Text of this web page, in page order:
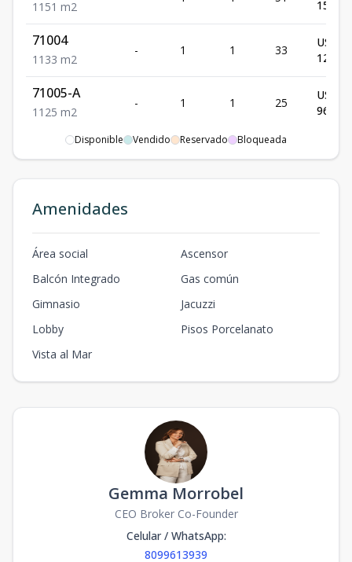
1 1 51 m2
71004
1 1 33 m2
- 1 1 33
US$
71005-A
1 1 25 m2
- 1 1 25
US$
96,875
71006
- 1 1 36
1 127.5m2
71104
1
71106
1 36
1
7201
Disponible Vendido Reservado Bloqueada
Amenidades
Área social
Ascensor
Balcón Integrado
Gas común
Gimnasio
Jacuzzi
Lobby
Pisos Porcelanato
Vista al Mar
Gemma Morrobel
CEO Broker Co-Founder
Celular / WhatsApp:
8099613939